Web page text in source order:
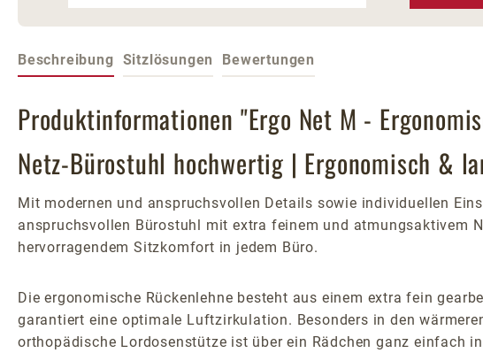
Beschreibung Sitzlösungen Bewertungen
Produktinformationen "Ergo Net M -
Netz-Bürostuhl hochwertig | Ergonomisch &
Mit modernen und anspruchsvollen Details sowie individuellen
anspruchsvollen Bürostuhl mit extra feinem und atmungsaktivem
hervorragendem Sitzkomfort in jedem Büro.
Die ergonomische Rückenlehne besteht aus einem extra fein
garantiert eine optimale Luftzirkulation. Besonders in den
orthopädische Lordosenstütze ist über ein Rädchen ganz einfach